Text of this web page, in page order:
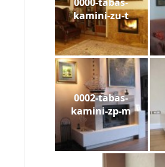
kamini-zu-t
0002-tabas-
kamini-zp-m